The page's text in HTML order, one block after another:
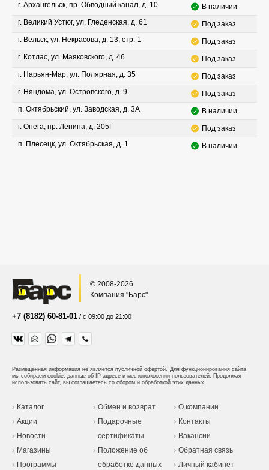
г. Архангельск, пр. Обводный канал, д. 10
В наличии
г. Великий Устюг, ул. Гледенская, д. 61
Под заказ
г. Вельск, ул. Некрасова, д. 13, стр. 1
Под заказ
г. Котлас, ул. Маяковского, д. 46
Под заказ
г. Нарьян-Мар, ул. Полярная, д. 35
Под заказ
г. Няндома, ул. Островского, д. 9
Под заказ
п. Октябрьский, ул. Заводская, д. 3А
В наличии
г. Онега, пр. Ленина, д. 205Г
Под заказ
п. Плесецк, ул. Октябрьская, д. 1
В наличии
© 2008-2026
Компания "Барс"
+7 (8182) 60-81-01 / с 09:00 до 21:00
Размещенная информация не является публичной офертой. Для функционирования сайта
мы собираем cookie, данные об IP-адресе и местоположении пользователей. Продолжая
использовать сайт, вы соглашаетесь со сбором и обработкой этих данных.
Каталог
Акции
Новости
Магазины
Программы
Обмен и возврат
Подарочные
сертификаты
Положение об
обработке данных
О компании
Контакты
Вакансии
Обратная связь
Личный кабинет